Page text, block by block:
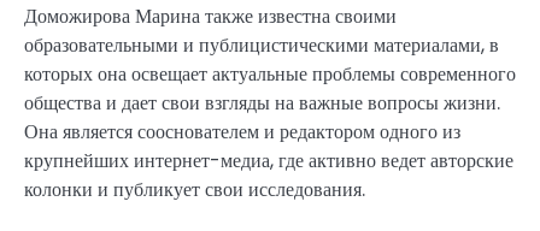
Доможирова Марина также известна своими
образовательными и публицистическими материалами, в
которых она освещает актуальные проблемы современного
общества и дает свои взгляды на важные вопросы жизни.
Она является сооснователем и редактором одного из
крупнейших интернет-медиа, где активно ведет авторские
колонки и публикует свои исследования.